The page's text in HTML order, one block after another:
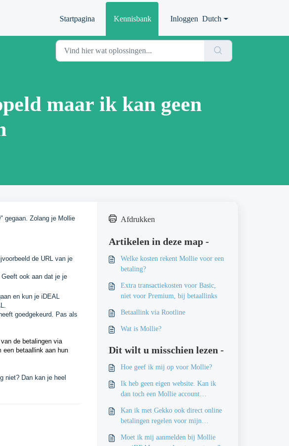
Startpagina
Kennisbank Inloggen Dutch
maar ik kan geen
gegaan. Zolang je Mollie
de URL van je
ook aan dat je je
en kun je iDEAL
goedgekeurd. Pas als
de betalingen via
een betaallink aan hun
niet? Dan kan je heel
Afdrukken
Artikelen in deze map -
Welke kosten rekent Mollie voor een
betaling?
Extra transactiekosten voor Basic,
niet voor Premium, bij betaallinks
Betaallink via Rootline
Wat is Mollie?
Dit wilt u misschien lezen -
Hoe geef ik mij op voor Mollie?
Ik heb geen eigen website. Kan ik
dan toch een Mollie account
Kan ik met Gekko ook direct online
betalingen regelen voor mijn
Moet ik mij aanmelden bij Mollie